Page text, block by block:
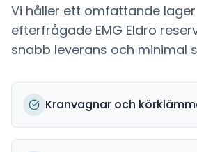
Vi håller ett omfattande
efterfrågade EMG Eldro
snabb leverans och minimal
Kranvagnar och